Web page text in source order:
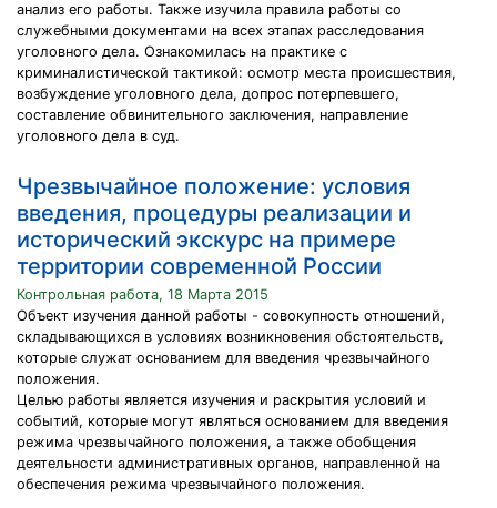
анализ его работы. Также изучила правила работы со
служебными документами на всех этапах расследования
уголовного дела. Ознакомилась на практике с
криминалистической тактикой: осмотр места происшествия,
возбуждение уголовного дела, допрос потерпевшего,
составление обвинительного заключения, направление
уголовного дела в суд.
Чрезвычайное положение: условия
введения, процедуры реализации и
исторический экскурс на примере
территории современной России
Контрольная работа, 18 Марта 2015
Объект изучения данной работы - совокупность отношений,
складывающихся в условиях возникновения обстоятельств,
которые служат основанием для введения чрезвычайного
положения.
Целью работы является изучения и раскрытия условий и
событий, которые могут являться основанием для введения
режима чрезвычайного положения, а также обобщения
деятельности административных органов, направленной на
обеспечения режима чрезвычайного положения.